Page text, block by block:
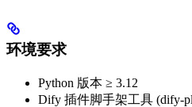
环境要求
Python 版本 ≥ 3.12
Dify 插件脚手架工具 (dify-